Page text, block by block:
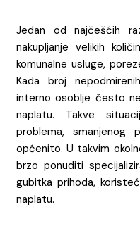
Jedan od najčešćih
nakupljanje velikih
komunalne usluge,
Kada broj
interno osoblje često
naplatu. Takve
problema, smanjenog
općenito. U takvim
brzo ponuditi
gubitka prihoda,
naplatu.